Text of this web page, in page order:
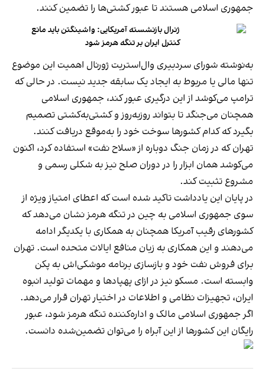
جمهوری اسلامی هستند تا عبور کشتی‌ها را تضمین کنند.
ژنرال بازنشسته آمریکایی: واشینگتن باید مانع
کنترل ایران بر تنگه هرمز شود
به‌نوشته شورای سردبیری وال‌استریت ژورنال اهمیت این موضوع
تنها مالی یا مربوط به ایجاد یک سابقه جدید نیست. در حالی که
ترامپ می‌کوشد از این درگیری عبور کند، جمهوری اسلامی
همچنان می‌جنگد تا بتواند روزبه‌روز و کشتی‌به‌کشتی تصمیم
بگیرد که کدام کشورها سوخت خود را به‌موقع دریافت کنند.
تهران که در زمان جنگ دوباره از «سلاح نفت» استفاده کرد، اکنون
می‌کوشد همان ابزار را در دوران صلح نیز به شکلی رسمی و
مشروع تثبیت کند.
در پایان این یادداشت تاکید شده است که اعطای امتیاز ویژه از
سوی جمهوری اسلامی به چین در تنگه هرمز نشان می‌دهد که
کشورهای رقیب آمریکا همچنان به همکاری با یکدیگر ادامه
می‌دهند و این همکاری‌ به زیان منافع ایالات متحده است. تهران
برای فروش نفت خود و بازسازی برنامه موشکی‌اش به پکن
وابسته است. مسکو نیز در ازای پهپادها و مهمات تولید انبوه
ایران، تجهیزات نظامی و اطلاعات در اختیار تهران قرار می‌دهد.
اگر جمهوری اسلامی مالک و اداره‌کننده تنگه هرمز شود، عبور
رایگان این کشورها از این آبراه را می‌توان تضمین‌شده دانست.